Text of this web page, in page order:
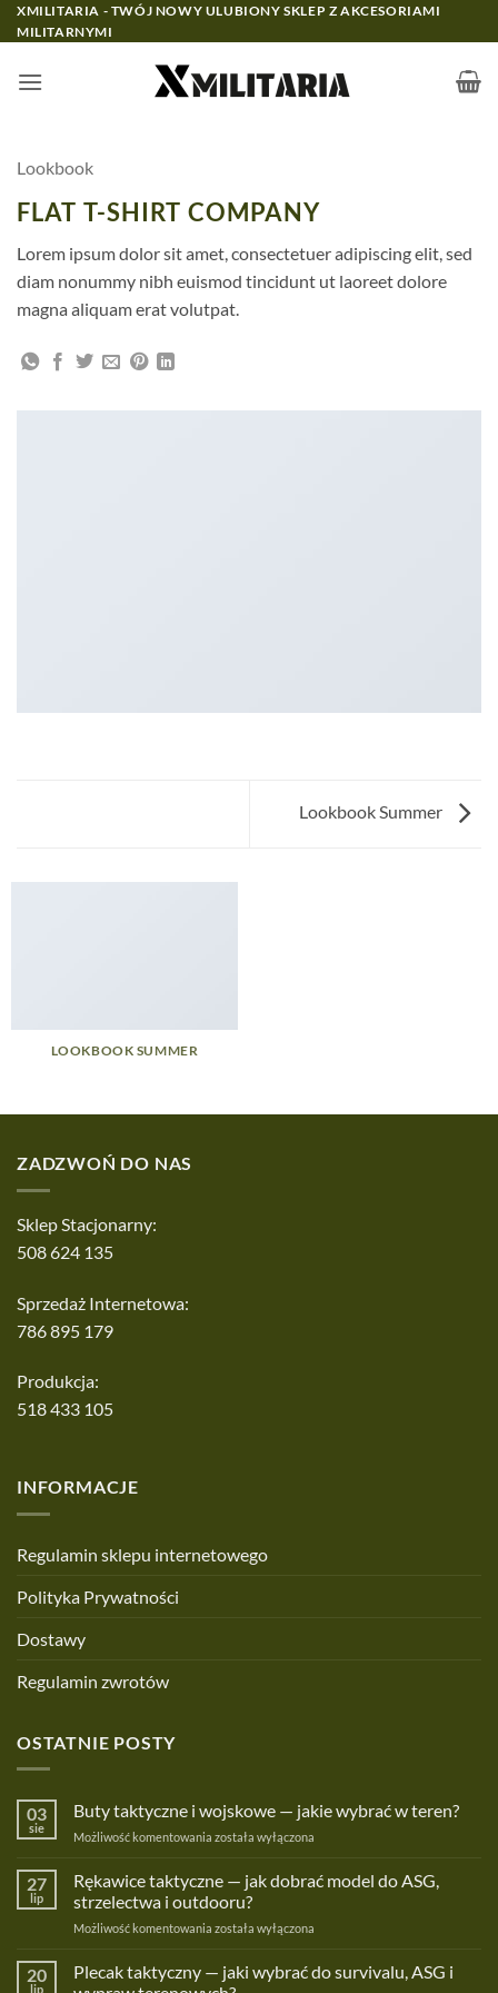
Przewiń
do
XMILITARIA - TWÓJ NOWY ULUBIONY SKLEP Z AKCESORIAMI
MILITARNYMI
Lookbook
FLAT T-SHIRT COMPANY
Lorem ipsum dolor sit amet, consectetuer adipiscing elit, sed
diam nonummy nibh euismod tincidunt ut laoreet dolore
magna aliquam erat volutpat.
Lookbook Summer
LOOKBOOK SUMMER
ZADZWOŃ DO NAS
Sklep Stacjonarny:
508 624 135
Sprzedaż Internetowa:
786 895 179
Produkcja:
518 433 105
INFORMACJE
Regulamin sklepu internetowego
Polityka Prywatności
Dostawy
Regulamin zwrotów
OSTATNIE POSTY
03
sie
Buty taktyczne i wojskowe — jakie wybrać w teren?
Możliwość komentowania Buty
wojskowe
—
jakie
teren?
została wyłączona
27
lip
Rękawice taktyczne — jak dobrać model do ASG,
strzelectwa i outdooru?
Możliwość komentowania Rękawice
jak
została wyłączona
20
lip
Plecak taktyczny — jaki wybrać do survivalu, ASG i